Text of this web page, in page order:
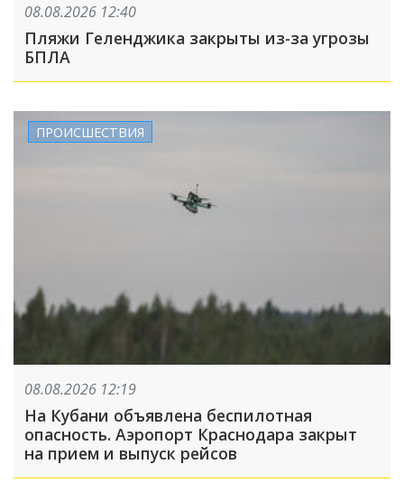
08.08.2026 12:40
Пляжи Геленджика закрыты из-за угрозы
БПЛА
ПРОИСШЕСТВИЯ
08.08.2026 12:19
На Кубани объявлена беспилотная
опасность. Аэропорт Краснодара закрыт
на прием и выпуск рейсов